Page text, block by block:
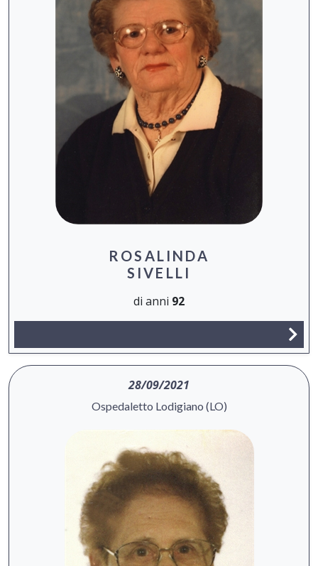
ROSALINDA
SIVELLI
di anni 92
28/09/2021
Ospedaletto Lodigiano (LO)